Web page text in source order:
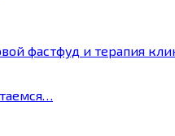
фастфуд и терапия